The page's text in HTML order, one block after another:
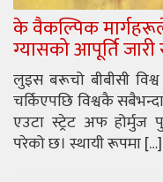
के वैकल्पिक
ग्यासको आपूर्ति
लुइस बरूचो बीबीसी
चर्किएपछि विश्वकै सबैभन्दा
एउटा स्ट्रेट अफ होर्मुज
परेको छ। स्थायी रूपमा […]